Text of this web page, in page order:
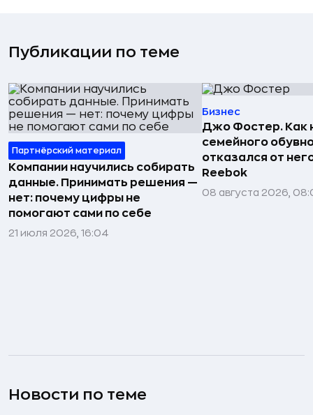
Публикации по теме
Партнёрский материал
Компании научились собирать
данные. Принимать решения —
нет: почему цифры не
помогают сами по себе
21 июля 2026, 16:04
Бизнес
Джо Фостер. Как
семейного
отказался от
Reebok
08 августа 2026,
Новости по теме